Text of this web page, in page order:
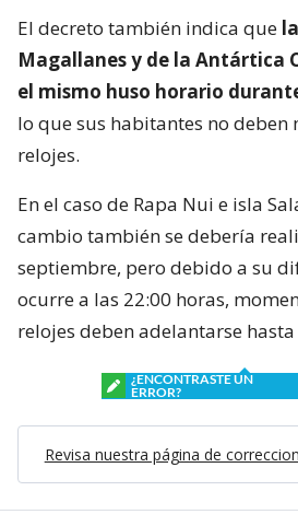
El decreto también indica que
Magallanes y de la Antártica
el mismo huso horario
lo que sus habitantes no deben
relojes.
En el caso de Rapa Nui e isla
cambio también se debería
septiembre, pero debido a su
ocurre a las 22:00 horas,
relojes deben adelantarse
¿ENCONTRASTE UN
ERROR?
Revisa nuestra página de